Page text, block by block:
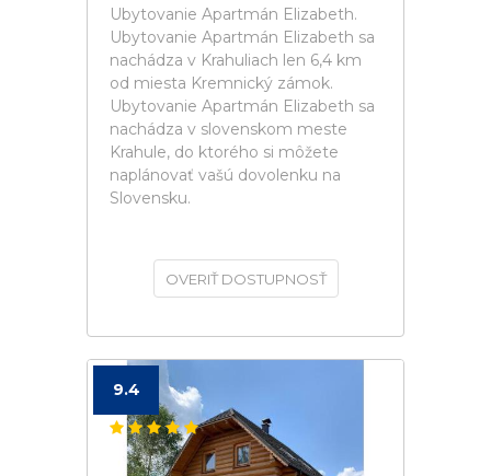
Ubytovanie Apartmán Elizabeth.
Ubytovanie Apartmán Elizabeth sa
nachádza v Krahuliach len 6,4 km
od miesta Kremnický zámok.
Ubytovanie Apartmán Elizabeth sa
nachádza v slovenskom meste
Krahule, do ktorého si môžete
naplánovať vašú dovolenku na
Slovensku.
OVERIŤ DOSTUPNOSŤ
9.4